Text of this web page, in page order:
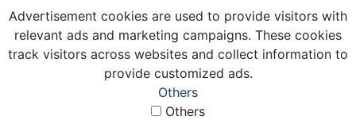
Advertisement cookies are used to provide visitors with
relevant ads and marketing campaigns. These cookies
track visitors across websites and collect information to
provide customized ads.
Others
Others